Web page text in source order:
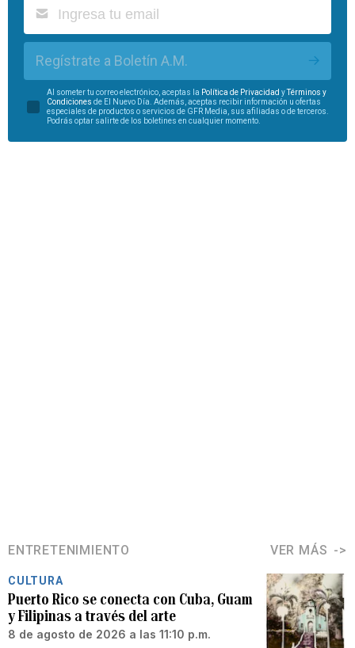
Regístrate a Boletín A.M.
Al someter tu correo electrónico, aceptas la Política de Privacidad yTérminos y
Condiciones de El Nuevo Día. Además, aceptas recibir información u ofertas
especiales de productos o servicios de GFR Media, sus afiliadas o de terceros.
Podrás optar salirte de los boletines en cualquier momento.
ENTRETENIMIENTO VER MÁS
CULTURA
Puerto Rico se conecta con Cuba, Guam
y Filipinas a través del arte
8 de agosto de 2026 a las 11:10 p.m.